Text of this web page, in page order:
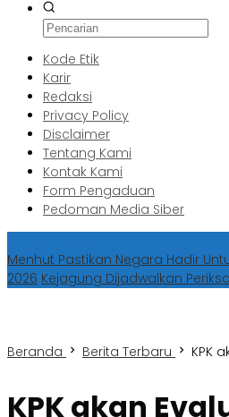
Kode Etik
Karir
Redaksi
Privacy Policy
Disclaimer
Tentang Kami
Kontak Kami
Form Pengaduan
Pedoman Media Siber
Menhut Pastikan Negara Hadir
2026 Kejagung Dijadwalkan
Beranda Berita Terbaru KPK
KPK akan